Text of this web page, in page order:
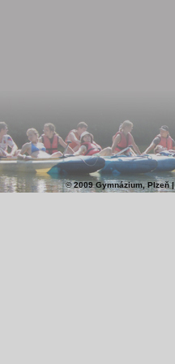
© 2009 Gymnázium, Plzeň